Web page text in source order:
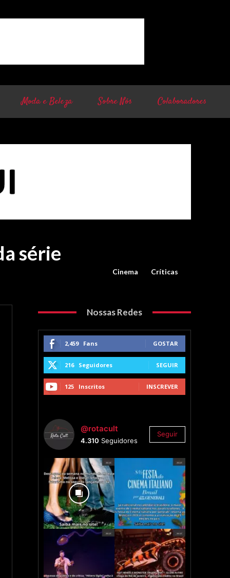
Moda e Beleza Sobre Nós Colaboradores
série
Cinema Críticas
Nossas Redes
2,459 Fans GOSTAR
216 Seguidores SEGUIR
125 Inscritos INSCREVER
@rotacult
4.310 Seguidores
Seguir